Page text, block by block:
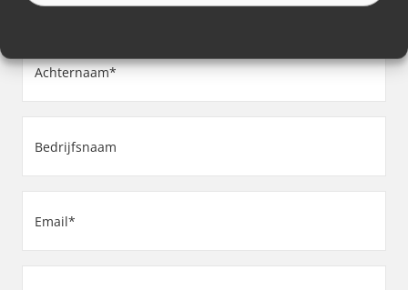
(Vereist)
Achternaam
(Vereist)
(Vereist)
(Vereist)